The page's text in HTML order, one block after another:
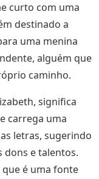
curto com uma
destinado a
uma menina
alguém que
caminho.
significa
carrega uma
letras, sugerindo
dons e talentos.
é uma fonte